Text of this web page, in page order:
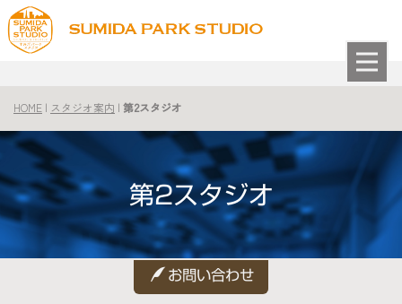
＜link rel=”apple-touch-icon” href=”spstudio.png” /＞
HOME | スタジオ案内 | 第2スタジオ
第2スタジオ
お問い合わせ